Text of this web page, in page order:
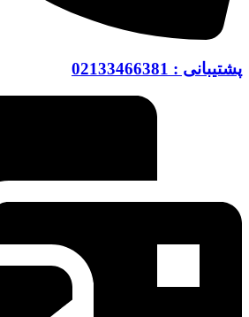
پشتیبانی : 02133466381